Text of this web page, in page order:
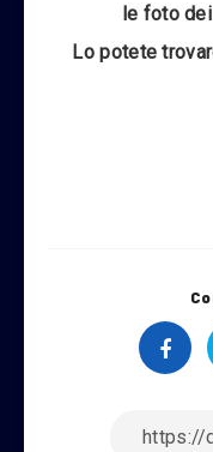
le foto
Lo potete